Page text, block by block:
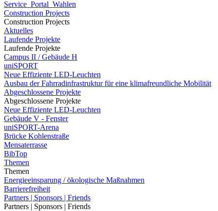
Service_Portal_Wahlen
Construction Projects
Construction Projects
Aktuelles
Laufende Projekte
Laufende Projekte
Campus II / Gebäude H
uniSPORT
Neue Effiziente LED-Leuchten
Ausbau der Fahrradinfrastruktur für eine klimafreundliche Mobilität
Abgeschlossene Projekte
Abgeschlossene Projekte
Neue Effiziente LED-Leuchten
Gebäude V - Fenster
uniSPORT-Arena
Brücke Kohlenstraße
Mensaterrasse
BibTop
Themen
Themen
Energieeinsparung / ökologische Maßnahmen
Barrierefreiheit
Partners | Sponsors | Friends
Partners | Sponsors | Friends